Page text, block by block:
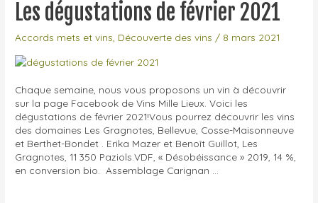
avril
mai
2021
Les dégustations de février 2021
Accords mets et vins Découverte des vins / 8 mars 2021
Chaque semaine, nous vous proposons un vin à découvrir
sur la page Facebook de Vins Mille Lieux. Voici les
dégustations de février 2021!Vous pourrez découvrir les vins
des domaines Les Gragnotes, Bellevue, Cosse-Maisonneuve
et Berthet-Bondet . Erika Mazer et Benoît Guillot, Les
Gragnotes, 11 350 Paziols.VDF, « Désobéissance » 2019, 14 %,
en conversion bio. Assemblage Carignan …